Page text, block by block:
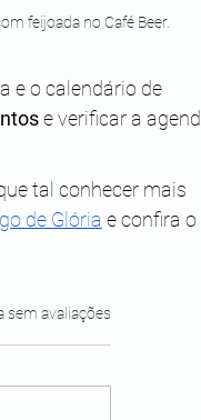
feijoada no Café Beer.
e o calendário de
e verificar a
tal conhecer mais
de Glória e confira o
5 estrelas.
sem avaliações